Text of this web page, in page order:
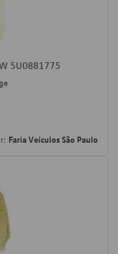
5U0881775
Faria Veículos São Paulo